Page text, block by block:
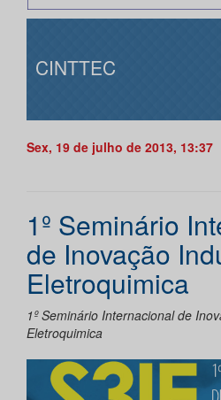
CINTTEC
Sex, 19 de julho de 2013, 13:37
1º Seminário
de Inovação
Eletroquimica
1º Seminário Internacional de
Eletroquimica